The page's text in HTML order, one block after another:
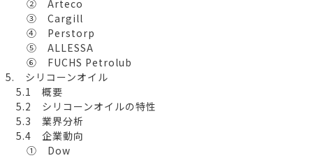
② Arteco
③ Cargill
④ Perstorp
⑤ ALLESSA
⑥ FUCHS Petrolub
5. シリコーンオイル
5.1 概要
5.2 シリコーンオイルの特性
5.3 業界分析
5.4 企業動向
① Dow